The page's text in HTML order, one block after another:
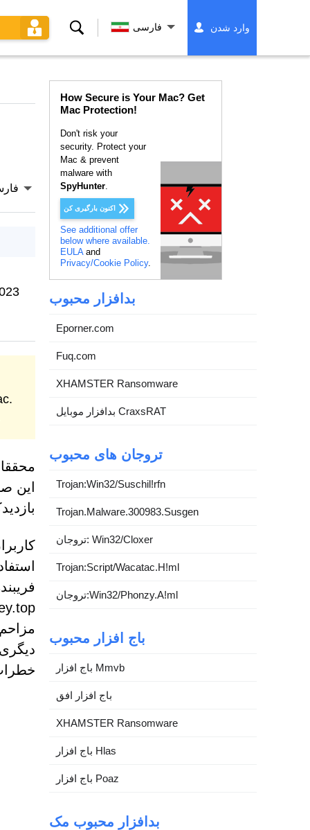
جستجو
فارسی وارد شدن
این
How Secure is Your Mac? Get
Mac Protection!
Don't risk your
security. Protect your
Mac & prevent
malware with
SpyHunter.
اکنون بارگیری کن
See additional offer
below where available.
EULAand
Privacy/Cookie Policy.
بدافزار محبوب
Eporner.com
Fuq.com
XHAMSTER Ransomware
بدافزار موبایل CraxsRAT
تروجان های محبوب
Trojan:Win32/Suschil!rfn
Trojan.Malware.300983.Susgen
تروجان: Win32/Cloxer
Trojan:Script/Wacatac.H!ml
تروجان:Win32/Phonzy.A!ml
باج افزار محبوب
باج افزار Mmvb
باج افزار افق
XHAMSTER Ransomware
باج افزار Hlas
باج افزار Poaz
بدافزار محبوب مک